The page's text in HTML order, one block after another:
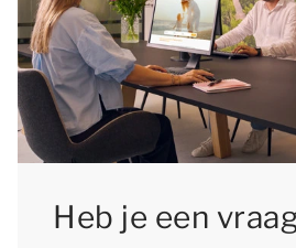
huisdierentoeslag te
Heb je een